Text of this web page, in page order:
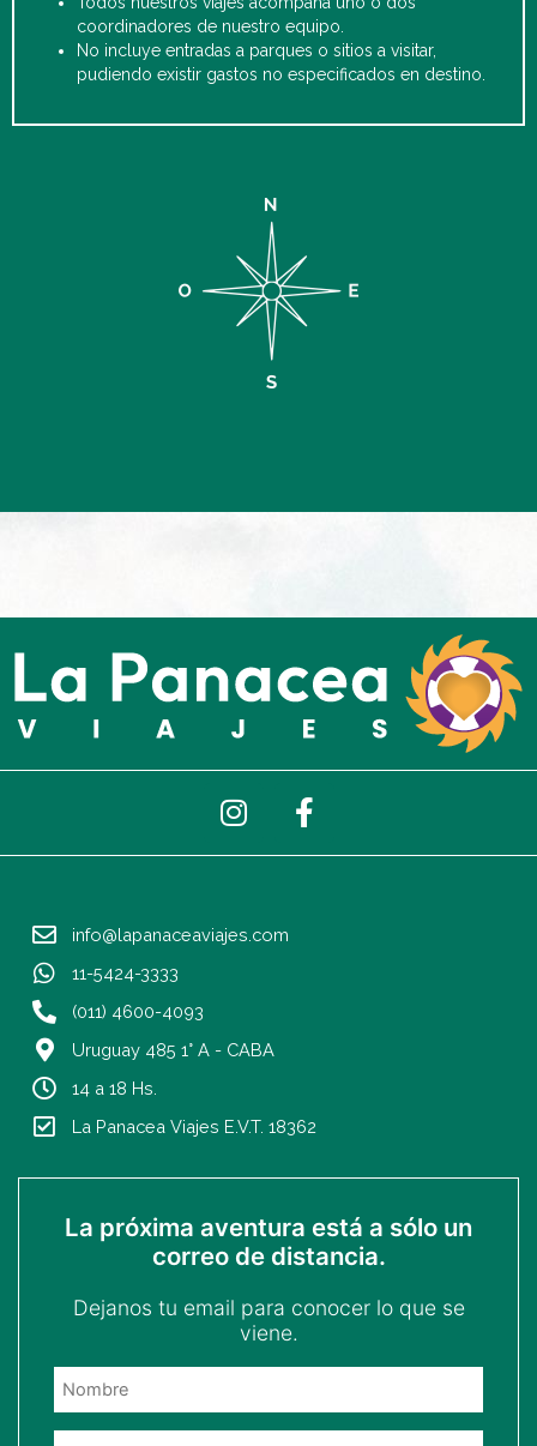
coordinadores de nuestro equipo.
No incluye entradas a parques o sitios a visitar,
pudiendo existir gastos no especificados en destino.
I
n
s
g
m
F
a
c
info@lapanaceaviajes.com
11-5424-3333
(011) 4600-4093
Uruguay 485 1° A - CABA
14 a 18 Hs.
La Panacea Viajes E.V.T. 18362
La próxima aventura está a sólo un
correo de distancia.
Dejanos tu email para conocer lo que se
viene.